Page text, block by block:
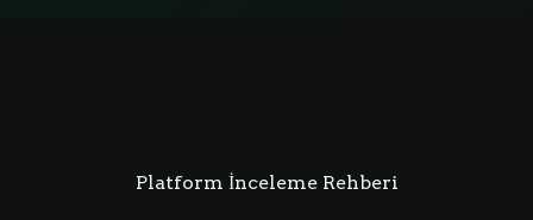
Platform İnceleme Rehberi